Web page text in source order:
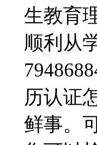
生教育
顺利从
历认证
鲜事。